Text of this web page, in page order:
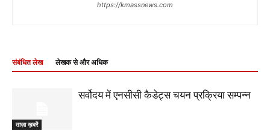
https://kmassnews.com
संबंधित लेख लेखक से और अधिक
ताज़ा ख़बरें
सर्वोदय में एनसीसी कैडेट्स चयन प्रक्रिया सम्पन्न